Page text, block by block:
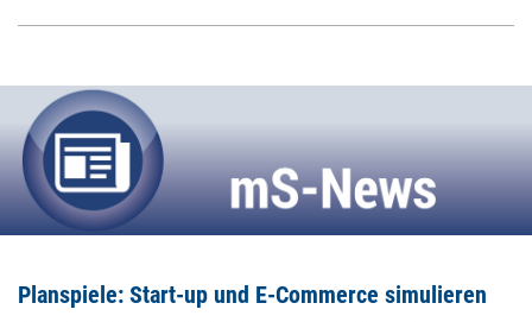
Planspiele: Start-up und E-Commerce simulieren